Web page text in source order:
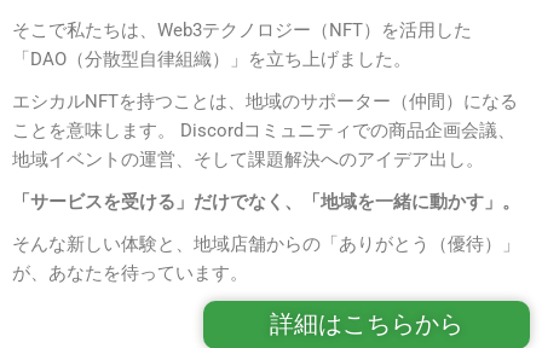
そこで私たちは、Web3テクノロジー（NFT）を活用した
「DAO（分散型自律組織）」を立ち上げました。
エシカルNFTを持つことは、地域のサポーター（仲間）になる
ことを意味します。 Discordコミュニティでの商品企画会議、
地域イベントの運営、そして課題解決へのアイデア出し。
「サービスを受ける」だけでなく、「地域を一緒に動かす」。
そんな新しい体験と、地域店舗からの「ありがとう（優待）」
が、あなたを待っています。
詳細はこちらから